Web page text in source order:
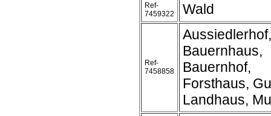
Ref-
7459322
Wald
Ref-
7458858
Aussiedlerhof,
Bauernhaus,
Bauernhof,
Forsthaus,
Landhaus,